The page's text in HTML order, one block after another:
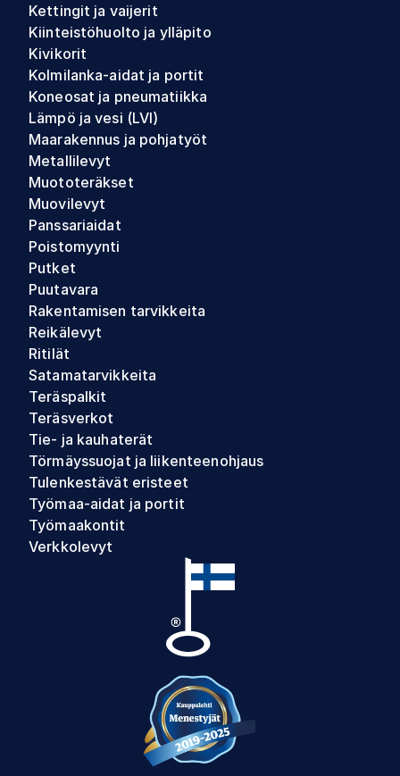
Kettingit ja vaijerit
Kiinteistöhuolto ja ylläpito
Kivikorit
Kolmilanka-aidat ja portit
Koneosat ja pneumatiikka
Lämpö ja vesi (LVI)
Maarakennus ja pohjatyöt
Metallilevyt
Muototeräkset
Muovilevyt
Panssariaidat
Poistomyynti
Putket
Puutavara
Rakentamisen tarvikkeita
Reikälevyt
Ritilät
Satamatarvikkeita
Teräspalkit
Teräsverkot
Tie- ja kauhaterät
Törmäyssuojat ja liikenteenohjaus
Tulenkestävät eristeet
Työmaa-aidat ja portit
Työmaakontit
Verkkolevyt